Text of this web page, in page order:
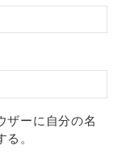
ザーに自分の名
。